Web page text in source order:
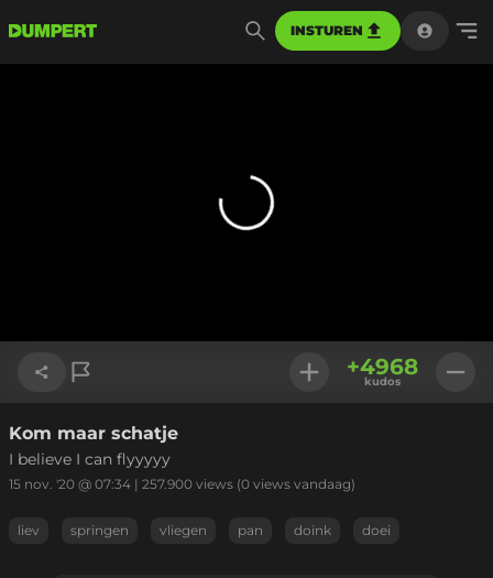
INSTUREN
Link kopiëren
+4968
kudos
Kom maar schatje
I believe I can flyyyyy
15 nov. '20 @ 07:34 | 257.900 views (0 views vandaag)
liev springen vliegen pan doink doei